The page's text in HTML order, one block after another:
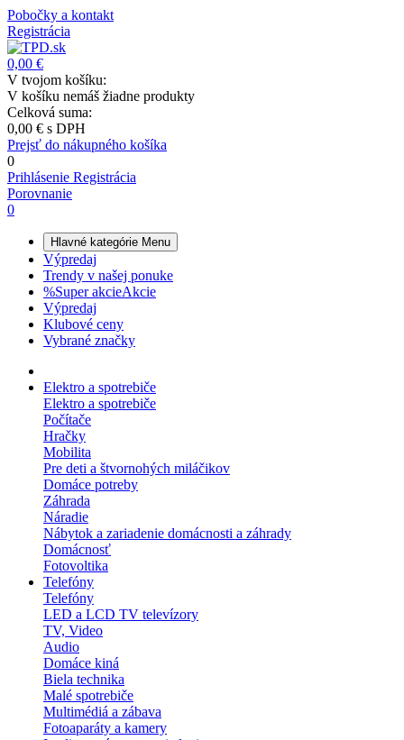
Pobočky a kontakt
Registrácia
0,00 €
V tvojom košíku:
V košíku nemáš žiadne produkty
Celková suma:
0,00 € s DPH
Prejsť do nákupného košíka
0
Prihlásenie Registrácia
Porovnanie
0
Hlavné kategórie Menu
Výpredaj
Trendy v našej ponuke
%Super akcieAkcie
Výpredaj
Klubové ceny
Vybrané značky
Elektro a spotrebiče
Elektro a spotrebiče
Počítače
Hračky
Mobilita
Pre deti a štvornohých miláčikov
Domáce potreby
Záhrada
Náradie
Nábytok a zariadenie domácnosti a záhrady
Domácnosť
Fotovoltika
Telefóny
Telefóny
LED a LCD TV televízory
TV, Video
Audio
Domáce kiná
Biela technika
Malé spotrebiče
Multimédiá a zábava
Fotoaparáty a kamery